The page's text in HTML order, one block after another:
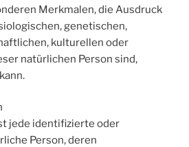
Merkmalen, die Ausdruck
genetischen,
kulturellen oder
natürlichen Person sind,
jede identifizierte oder
Person, deren